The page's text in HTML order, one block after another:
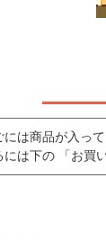
は商品が入って
は下の 「お買